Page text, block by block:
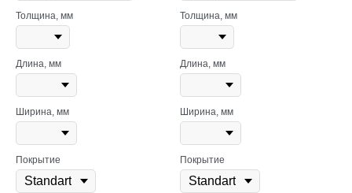
Толщина, мм
Длина, мм
Ширина, мм
Покрытие
Толщина, мм
Длина, мм
Ширина, мм
Покрытие